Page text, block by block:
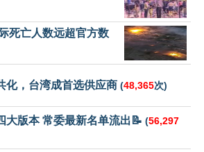
死亡人数远超官方数
化，台湾成首选供应商 (48,365次)
大版本 常委最新名单流出📝 (56,297